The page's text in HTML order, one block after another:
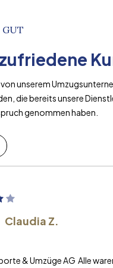
GUT
unserem
die bereits unsere
genommen haben.
Z.
Umzüge AG Alle waren